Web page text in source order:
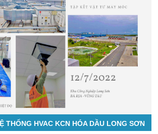
THỐNG HVAC KCN HÓA DẦU LONG SƠN